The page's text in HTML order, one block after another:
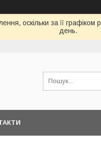
оскільки за її
день.